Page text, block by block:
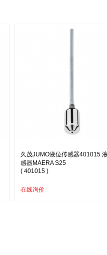
久茂JUMO液位传感器401015
感器MAERA S25
( 401015 )
在线询价